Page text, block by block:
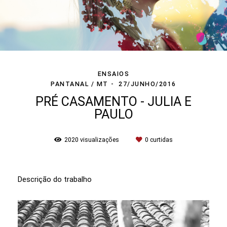
ENSAIOS
PANTANAL / MT
27/JUNHO/2016
PRÉ CASAMENTO - JULIA E
PAULO
2020 visualizações 0 curtidas
Descrição do trabalho